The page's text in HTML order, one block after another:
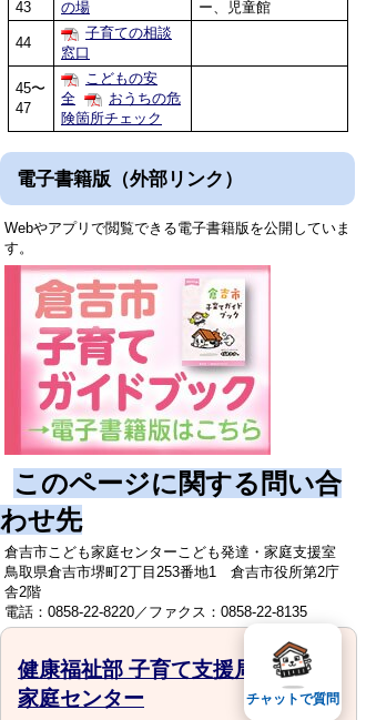
43
の場
ー、児童館
44
子育ての相談
窓口
45〜
47
こどもの安
全
おうちの危
険箇所チェック
電子書籍版（外部リンク）
Webやアプリで閲覧できる電子書籍版を公開していま
す。
このページに関する問い合
わせ先
倉吉市こども家庭センターこども発達・家庭支援室
鳥取県倉吉市堺町2丁目253番地1 倉吉市役所第2庁
舎2階
電話：0858-22-8220／ファクス：0858-22-8135
健康福祉部 子育て支援局 こども
家庭センター
チャットで質問